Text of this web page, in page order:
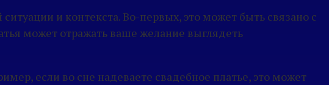
и контекста. Во-первых, это может быть связано с
может отражать ваше желание выглядеть
если во сне надеваете свадебное платье, это может